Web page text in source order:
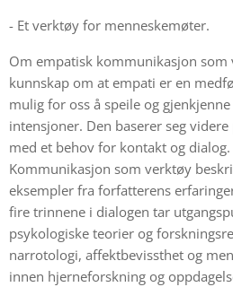
- Et verktøy for menneskemøter.
Om empatisk kommunikasjon som
kunnskap om at empati er en
mulig for oss å speile og
intensjoner. Den baserer seg
med et behov for kontakt og dialog.
Kommunikasjon som verktøy
eksempler fra forfatterens
fire trinnene i dialogen tar
psykologiske teorier og
narrotologi, affektbevissthet og
innen hjerneforskning og